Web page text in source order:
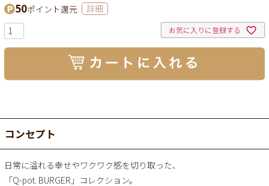
50ポイント還元 詳細
お気に入りに登録する
コンセプト
日常に溢れる幸せやワクワク感を切り取った、
「Q-pot. BURGER」コレクション。